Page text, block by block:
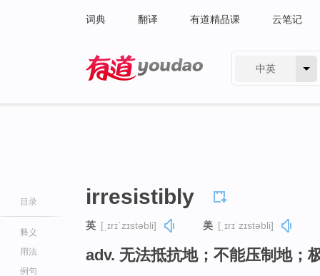
词典 翻译 有道精品课 云笔记
中英
目录
释义
用法
例句
irresistibly
英 [ˌɪrɪˈzɪstəbli] 美 [ˌɪrɪˈzɪstəbli]
adv. 无法抵抗地；不能压制地；